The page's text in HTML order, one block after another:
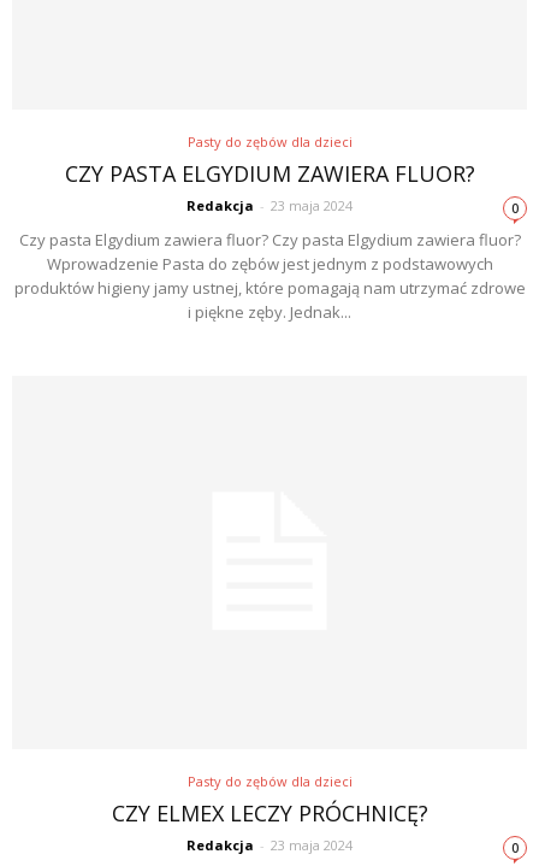
Pasty do zębów dla dzieci
CZY PASTA ELGYDIUM ZAWIERA FLUOR?
Redakcja - 23 maja 2024 0
Czy pasta Elgydium zawiera fluor? Czy pasta Elgydium zawiera fluor?
Wprowadzenie Pasta do zębów jest jednym z podstawowych
produktów higieny jamy ustnej, które pomagają nam utrzymać zdrowe
i piękne zęby. Jednak...
Pasty do zębów dla dzieci
CZY ELMEX LECZY PRÓCHNICĘ?
Redakcja - 23 maja 2024 0